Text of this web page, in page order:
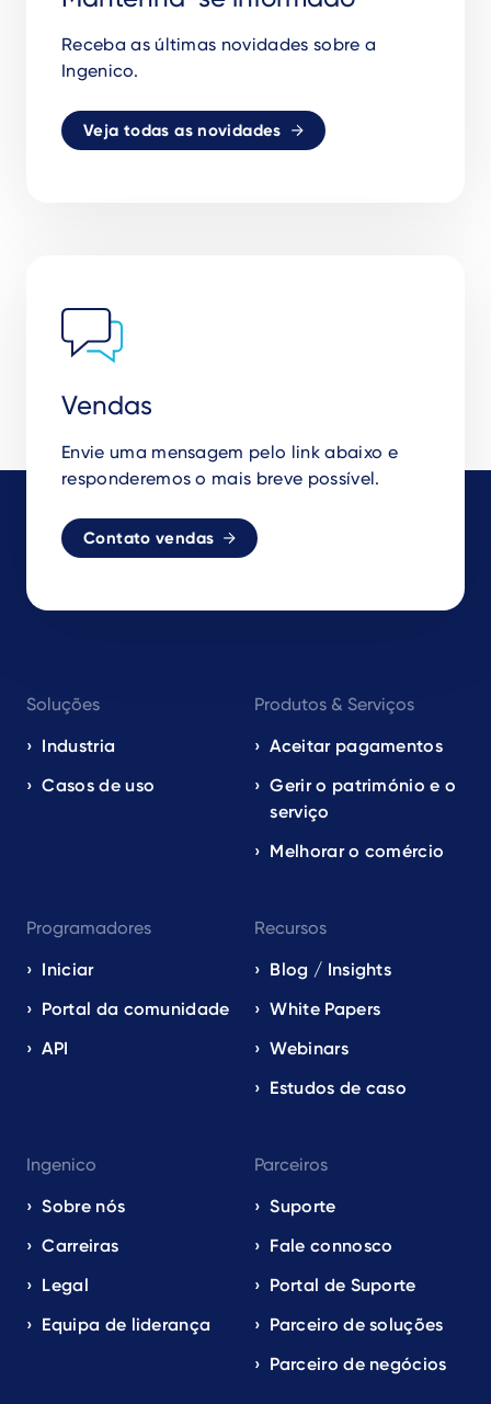
Receba asúltimas novidades sobre a
Ingenico.
Veja todas as novidades
Vendas
Envie uma mensagem pelo link abaixo e
responderemos o mais breve possível.
Contato vendas
navigation
EN
Soluções
Industria
Casos de uso
Produtos & Serviços
Aceitar pagamentos
Gerir o património e o
serviço
Melhorar o comércio
Programadores
Iniciar
Portal da comunidade
API
Recursos
Blog / Insights
White Papers
Webinars
Estudos de caso
Ingenico
Sobre nós
Carreiras
Legal
Equipa de liderança
Parceiros
Suporte
Fale connosco
Portal de Suporte
Parceiro de soluções
Parceiro de negócios